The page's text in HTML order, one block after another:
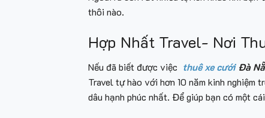
thôi nào.
Hợp Nhất Travel- Nơi
Nếu đã biết được việc thuê xe cướiĐà
Travel tự hào với hơn 10 năm kinh
dâu hạnh phúc nhất. Để giúp bạn có một